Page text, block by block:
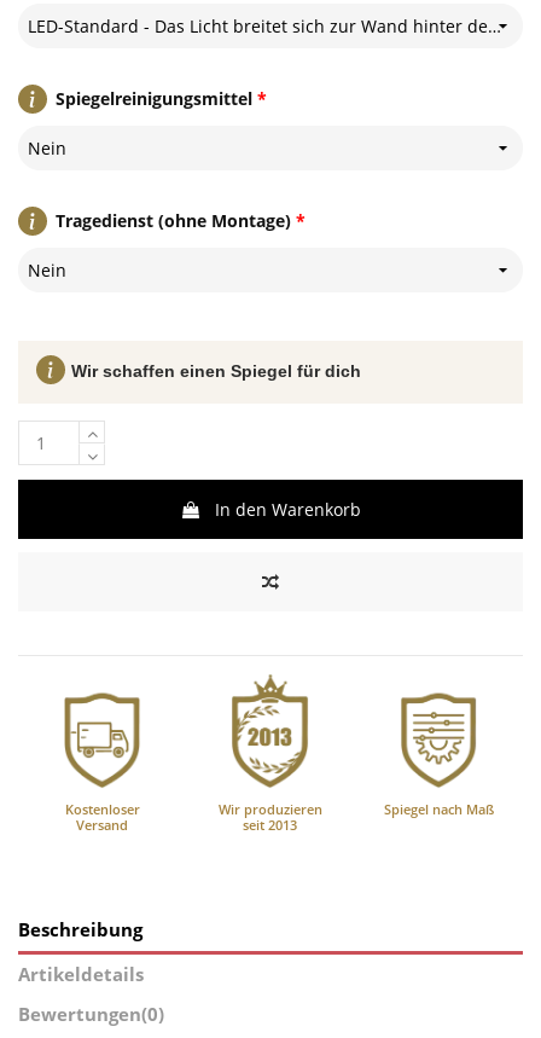
LED-Standard - Das Licht breitet sich zur Wand hinter dem Spiegel aus
*
Spiegelreinigungsmittel
Nein
*
Tragedienst (ohne Montage)
Nein
In den Warenkorb
Wir schaffen einen Spiegel für dich
Kostenloser
Versand
Wir produzieren
seit 2013
Spiegel nach Maß
Beschreibung
Artikeldetails
Bewertungen(0)